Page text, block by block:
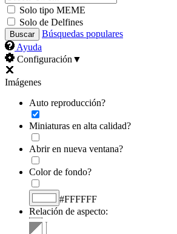
Solo tipo MEME
Solo de Delfines
Búsquedas populares
Ayuda
Configuración ▼
Imágenes
Auto reproducción?
Miniaturas en alta calidad?
Abrir en nueva ventana?
Color de fondo?
#FFFFFF
Relación de aspecto: